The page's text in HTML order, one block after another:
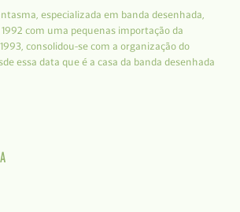
especializada em banda desenhada,
com uma pequenas importação da
consolidou-se com a organização do
essa data que é a casa da banda desenhada